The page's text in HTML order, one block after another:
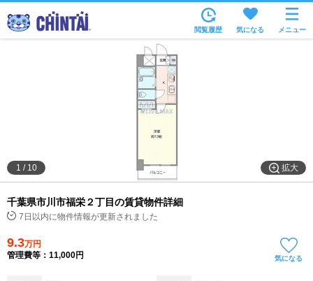
沿線・駅から
住所から
家賃相場から
不動産会社から
TOP
閲覧履歴 気になる メニュー
拡大
1 / 10
千葉県市川市福栄２丁目の賃貸物件詳細
7日以内に物件情報が更新されました
9.3万円
管理費等：11,000円
気になる